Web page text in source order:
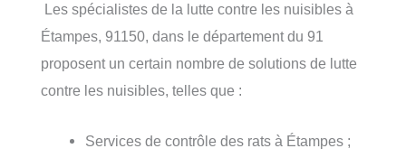
Les spécialistes de la lutte contre les nuisibles à
Étampes, 91150, dans le département du 91
proposent un certain nombre de solutions de lutte
contre les nuisibles, telles que :
Services de contrôle des rats à Étampes ;